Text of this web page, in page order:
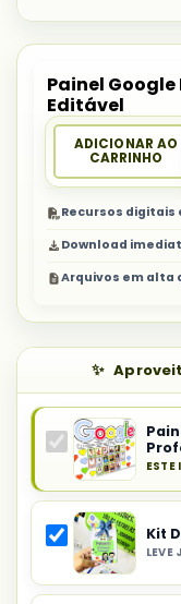
Painel
Editável
ADICIONAR AO
CARRINHO
Recursos digitais
Download
Arquivos em alta
Produto
principal
do
combo:
Painel
ESTE
Selecionar
Kit
LEVE